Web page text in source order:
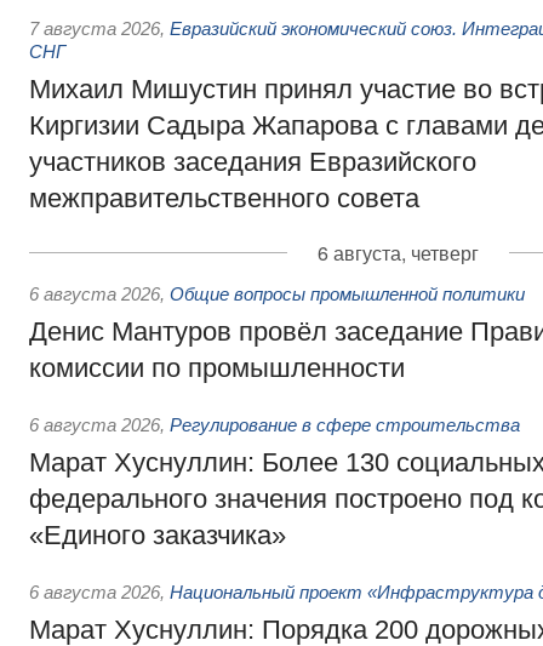
7 августа 2026, Евразийский экономический союз.
СНГ
Михаил Мишустин принял участие во
Киргизии Садыра Жапарова с главами
участников заседания Евразийского
межправительственного совета
6 августа, четверг
6 августа 2026, Общие вопросы промышленной политики
Денис Мантуров провёл заседание
комиссии по промышленности
6 августа 2026, Регулирование в сфере строительства
Марат Хуснуллин: Более 130
федерального значения построено под
«Единого заказчика»
6 августа 2026, Национальный проект «Инфраструктура
Марат Хуснуллин: Порядка 200